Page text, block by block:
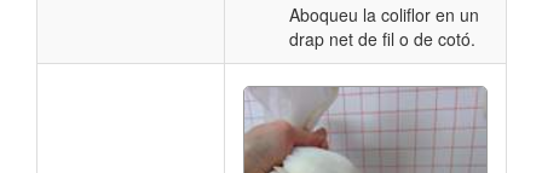
Aboqueu la coliflor en un
drap net de fil o de cotó.